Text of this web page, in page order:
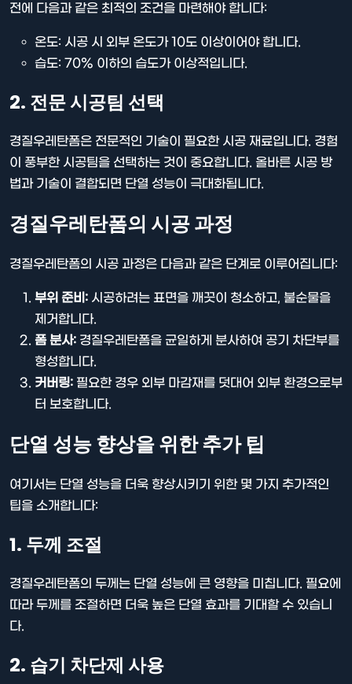
전에 다음과 같은 최적의 조건을 마련해야 합니다:
온도: 시공 시 외부 온도가 10도 이상이어야 합니다.
습도: 70% 이하의 습도가 이상적입니다.
2. 전문 시공팀 선택
경질우레탄폼은 전문적인 기술이 필요한 시공 재료입니다. 경험
이 풍부한 시공팀을 선택하는 것이 중요합니다. 올바른 시공 방
법과 기술이 결합되면 단열 성능이 극대화됩니다.
경질우레탄폼의 시공 과정
경질우레탄폼의 시공 과정은 다음과 같은 단계로 이루어집니다:
부위 준비: 시공하려는 표면을 깨끗이 청소하고, 불순물을
제거합니다.
폼 분사: 경질우레탄폼을 균일하게 분사하여 공기 차단부를
형성합니다.
커버링: 필요한 경우 외부 마감재를 덧대어 외부 환경으로부
터 보호합니다.
단열 성능 향상을 위한 추가 팁
여기서는 단열 성능을 더욱 향상시키기 위한 몇 가지 추가적인
팁을 소개합니다:
1. 두께 조절
경질우레탄폼의 두께는 단열 성능에 큰 영향을 미칩니다. 필요에
따라 두께를 조절하면 더욱 높은 단열 효과를 기대할 수 있습니
다.
2. 습기 차단제 사용